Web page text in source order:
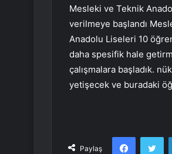
Mesleki ve Teknik
verilmeye başlandı
Anadolu Liseleri 10
daha spesifik hale
çalışmalara başladık.
yetişecek ve buradaki
Paylaş
Facebook